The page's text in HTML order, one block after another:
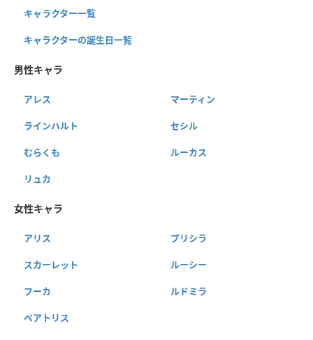
キャラクター一覧
キャラクターの誕生日一覧
男性キャラ
アレス マーティン
ラインハルト セシル
むらくも ルーカス
リュカ
女性キャラ
アリス プリシラ
スカーレット ルーシー
フーカ ルドミラ
ベアトリス